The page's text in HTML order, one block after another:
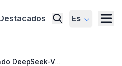
Es
DeepSeek-V3: